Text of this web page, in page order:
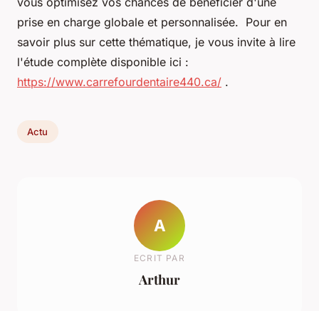
prise en charge globale et personnalisée. Pour en
savoir plus sur cette thématique, je vous invite à lire
l'étude complète disponible ici :
https://www.carrefourdentaire440.ca/ .
Actu
A
ECRIT PAR
Arthur